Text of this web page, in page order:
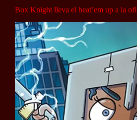
Box Knight lleva el beat’em up a la